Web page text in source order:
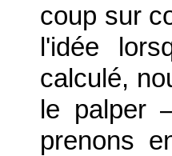
coup sur
l'idée
calculé,
le palper
prenons